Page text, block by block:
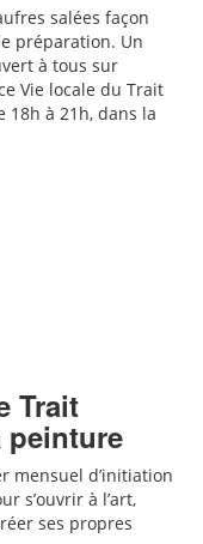
salées façon
préparation. Un
à tous sur
Vie locale du Trait
18h à 21h, dans la
Trait
mensuel d’initiation
s’ouvrir à l’art,
ses propres